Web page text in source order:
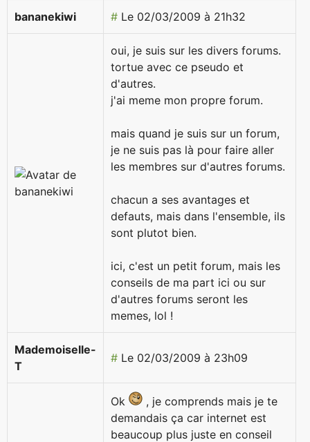
bananekiwi # Le 02/03/2009 à 21h32
oui, je suis sur les divers forums.
tortue avec ce pseudo et
d'autres.
j'ai meme mon propre forum.
mais quand je suis sur un forum,
je ne suis pas là pour faire aller
les membres sur d'autres forums.
chacun a ses avantages et
defauts, mais dans l'ensemble, ils
sont plutot bien.
ici, c'est un petit forum, mais les
conseils de ma part ici ou sur
d'autres forums seront les
memes, lol !
Mademoiselle-
T
# Le 02/03/2009 à 23h09
Ok
, je comprends mais je te
demandais ça car internet est
beaucoup plus juste en conseil